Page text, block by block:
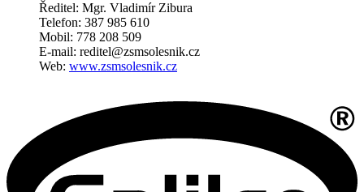
Ředitel: Mgr. Vladimír Zibura
Telefon: 387 985 610
Mobil: 778 208 509
E-mail: reditel@zsmsolesnik.cz
Web: www.zsmsolesnik.cz